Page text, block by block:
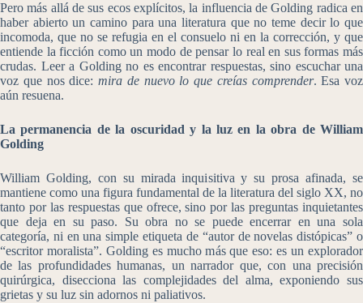
Pero más allá de sus ecos explícitos, la influencia de Golding radica en
haber abierto un camino para una literatura que no teme decir lo que
incomoda, que no se refugia en el consuelo ni en la corrección, y que
entiende la ficción como un modo de pensar lo real en sus formas más
crudas. Leer a Golding no es encontrar respuestas, sino escuchar una
voz que nos dice: mira de nuevo lo que creías comprender. Esa voz
aún resuena.
La permanencia de la oscuridad y la luz en la obra de William
Golding
William Golding, con su mirada inquisitiva y su prosa afinada, se
mantiene como una figura fundamental de la literatura del siglo XX, no
tanto por las respuestas que ofrece, sino por las preguntas inquietantes
que deja en su paso. Su obra no se puede encerrar en una sola
categoría, ni en una simple etiqueta de “autor de novelas distópicas” o
“escritor moralista”. Golding es mucho más que eso: es un explorador
de las profundidades humanas, un narrador que, con una precisión
quirúrgica, disecciona las complejidades del alma, exponiendo sus
grietas y su luz sin adornos ni paliativos.